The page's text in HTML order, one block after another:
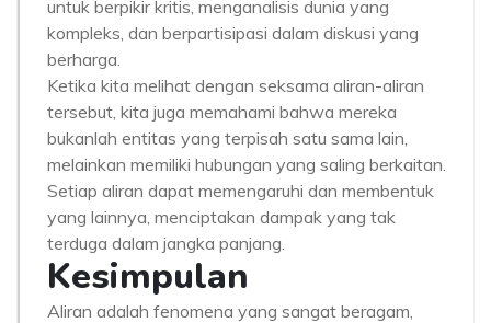
untuk berpikir kritis, menganalisis dunia yang
kompleks, dan berpartisipasi dalam diskusi yang
berharga.
Ketika kita melihat dengan seksama aliran-aliran
tersebut, kita juga memahami bahwa mereka
bukanlah entitas yang terpisah satu sama lain,
melainkan memiliki hubungan yang saling berkaitan.
Setiap aliran dapat memengaruhi dan membentuk
yang lainnya, menciptakan dampak yang tak
terduga dalam jangka panjang.
Kesimpulan
Aliran adalah fenomena yang sangat beragam,